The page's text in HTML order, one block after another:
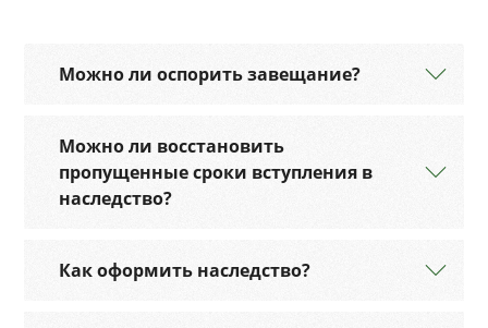
Можно ли оспорить завещание?
Можно ли восстановить
пропущенные сроки вступления в
наследство?
Как оформить наследство?